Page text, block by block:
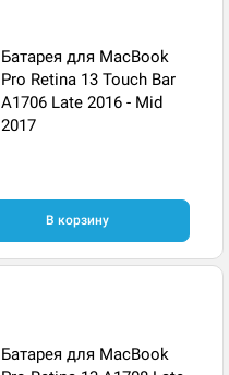
Батарея для MacBook
Pro Retina 13 Touch Bar
A1706 Late 2016 - Mid
2017
В корзину
Батарея для MacBook